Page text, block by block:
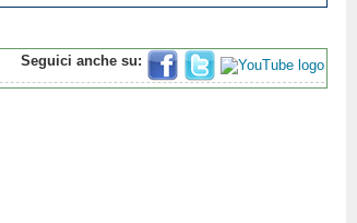
Seguici anche su: